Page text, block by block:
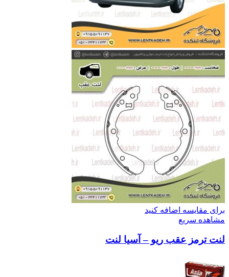
برای مقایسه اضافه کنید
مشاهده سریع
لنت ترمز عقب ریو – آسیا لنت